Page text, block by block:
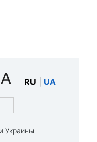
RU UA
Украины